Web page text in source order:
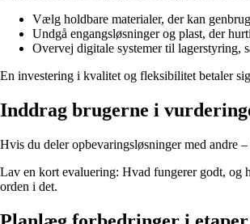
Vælg holdbare materialer, der kan
Undgå engangsløsninger og plast, der
Overvej digitale systemer til lagerstyring,
En investering i kvalitet og fleksibilitet betaler
Inddrag brugerne i
Hvis du deler opbevaringsløsninger med andre
Lav en kort evaluering: Hvad fungerer godt, og
orden i det.